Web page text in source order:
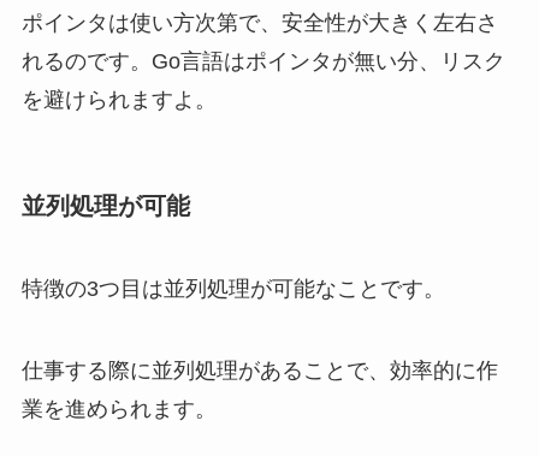
ポインタは使い方次第で、安全性が大きく左右さ
れるのです。Go言語はポインタが無い分、リスク
を避けられますよ。
並列処理が可能
特徴の3つ目は並列処理が可能なことです。
仕事する際に並列処理があることで、効率的に作
業を進められます。